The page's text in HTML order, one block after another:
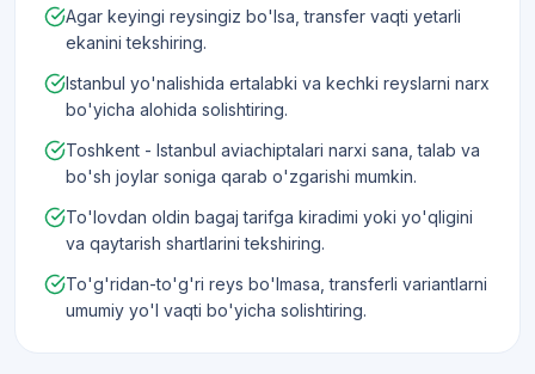
Agar keyingi reysingiz bo'lsa, transfer vaqti yetarli
ekanini tekshiring.
Istanbul yo'nalishida ertalabki va kechki reyslarni narx
bo'yicha alohida solishtiring.
Toshkent - Istanbul aviachiptalari narxi sana, talab va
bo'sh joylar soniga qarab o'zgarishi mumkin.
To'lovdan oldin bagaj tarifga kiradimi yoki yo'qligini
va qaytarish shartlarini tekshiring.
To'g'ridan-to'g'ri reys bo'lmasa, transferli variantlarni
umumiy yo'l vaqti bo'yicha solishtiring.